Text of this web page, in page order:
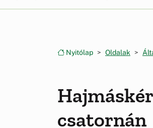
Nyitólap Oldalak
csatornán